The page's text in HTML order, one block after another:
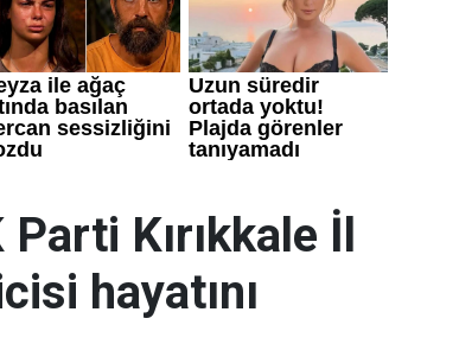
Kırıkkale İl
hayatını